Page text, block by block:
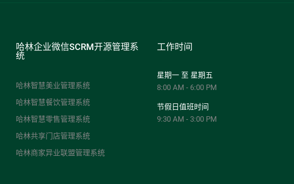
哈林企业微信SCRM开源管理系
统
哈林智慧美业管理系统
哈林智慧餐饮管理系统
哈林智慧零售管理系统
哈林共享门店管理系统
哈林商家异业联盟管理系统
工作时间
星期一 至 星期五
8:00 AM - 6:00 PM
节假日值班时间
9:30 AM - 3:00 PM